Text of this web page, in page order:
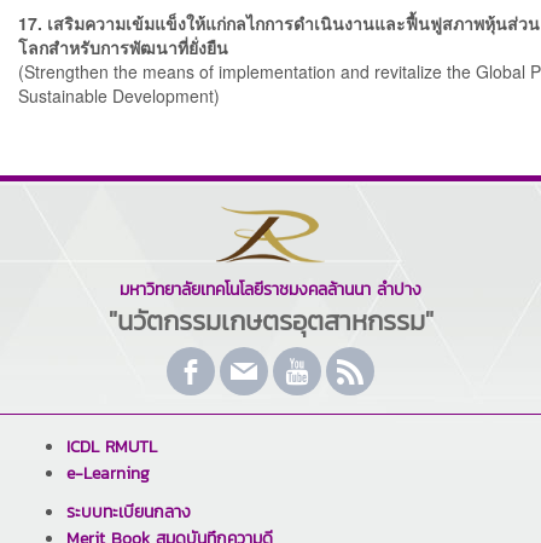
17. เสริมความเข้มแข็งให้แก่กลไกการดำเนินงานและฟื้นฟูสภาพหุ้นส่ว
โลกสำหรับการพัฒนาที่ยั่งยืน
(Strengthen the means of implementation and revitalize the Global
Sustainable Development)
มหาวิทยาลัยเทคโนโลยีราชมงคลล้านนา ลำปาง
"นวัตกรรมเกษตรอุตสาหกรรม"
ICDL RMUTL
e-Learning
ระบบทะเบียนกลาง